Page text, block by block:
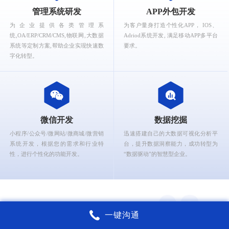
What can Ruizhi Interactive provide for you?
管理系统研发
为企业提供各类管理系
统,OA/ERP/CRM/CMS,物联网,大数据
系统等定制方案,帮助企业实现快速数
字化转型。
APP外包开发
为客户量身打造个性化APP， IOS、
Adriod系统开发, 满足移动APP多平台
要求。
微信开发
小程序/公众号/微网站/微商城/微营销
系统开发，根据您的需求和行业特
性，进行个性化的功能开发。
数据挖掘
迅速搭建自己的大数据可视化分析平
台，提升数据洞察能力，成功转型为
“数据驱动”的智慧型企业。
锐智互动核心能力
一键沟通